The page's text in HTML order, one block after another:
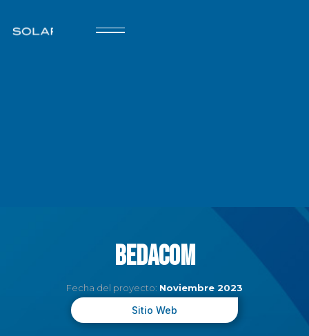
Bedacom
Fecha del proyecto: Noviembre 2023
Sitio Web